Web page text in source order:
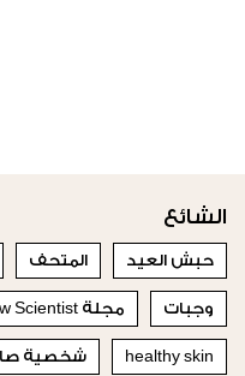
الشائع
حبش العيد المتحف
وجبات مجلة New Scientist
healthy skin شخصية